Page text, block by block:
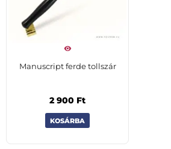
Manuscript ferde tollszár
2 900 Ft
KOSÁRBA